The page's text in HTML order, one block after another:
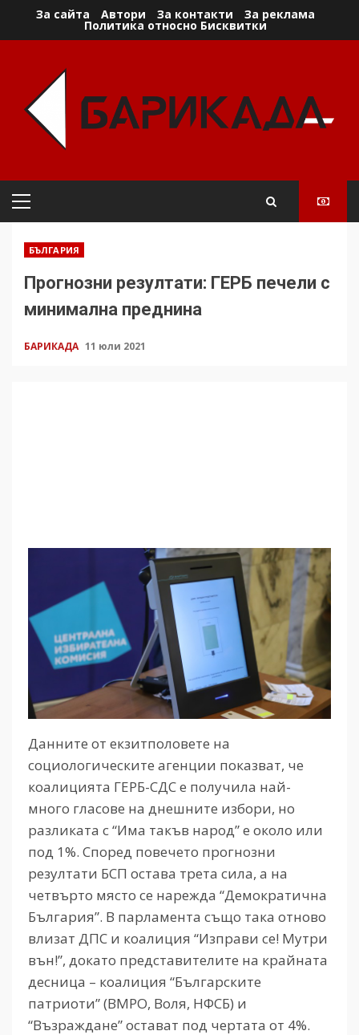
За сайта Автори За контакти За реклама
Политика относно Бисквитки
Primary
БЪЛГАРИЯ
Прогнозни резултати: ГЕРБ печели с
минимална преднина
БАРИКАДА 11 юли 2021
Данните от екзитполовете на
социологическите агенции показват, че
коалицията ГЕРБ-СДС е получила най-
много гласове на днешните избори, но
разликата с “Има такъв народ” е около или
под 1%. Според повечето прогнозни
резултати БСП остава трета сила, а на
четвърто място се нарежда “Демократична
България”. В парламента също така отново
влизат ДПС и коалиция “Изправи се! Мутри
вън!”, докато представителите на крайната
десница – коалиция “Българските
патриоти” (ВМРО, Воля, НФСБ) и
“Възраждане” остават под чертата от 4%.